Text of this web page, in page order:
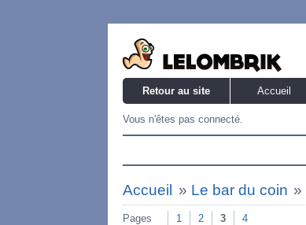
Retour au site Accueil
Vous n'êtes pas connecté.
Accueil » Le bar du coin »
Pages 1 2 3 4